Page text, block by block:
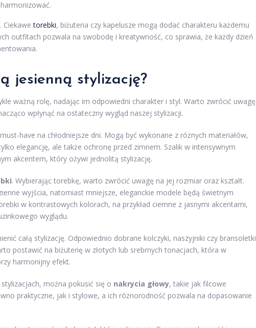
Ciekawetorebki, biżuteria czy kapelusze mogą dodać charakteru każdemu
outfitach pozwala na swobodę i kreatywność, co sprawia, że każdy dzień
jesienną stylizację?
ważną rolę, nadając im odpowiedni charakter i styl. Warto zwrócić uwagę
wpłynąć na ostateczny wygląd naszej stylizacji.
have na chłodniejsze dni. Mogą być wykonane z różnych materiałów,
elegancję, ale także ochronę przed zimnem. Szalik w intensywnym
akcentem, który ożywi jednolitą stylizację.
. Wybierając torebkę, warto zwrócić uwagę na jej rozmiar oraz kształt.
wyjścia, natomiast mniejsze, eleganckie modele będą świetnym
w kontrastowych kolorach, na przykład ciemne z jasnymi akcentami,
wyglądu.
całą stylizację. Odpowiednio dobrane kolczyki, naszyjniki czy bransoletki
postawić na biżuterię w złotych lub srebrnych tonacjach, która w
harmonijny efekt.
można pokusić się o nakrycia głowy, takie jak filcowe
praktyczne, jak i stylowe, a ich różnorodność pozwala na dopasowanie